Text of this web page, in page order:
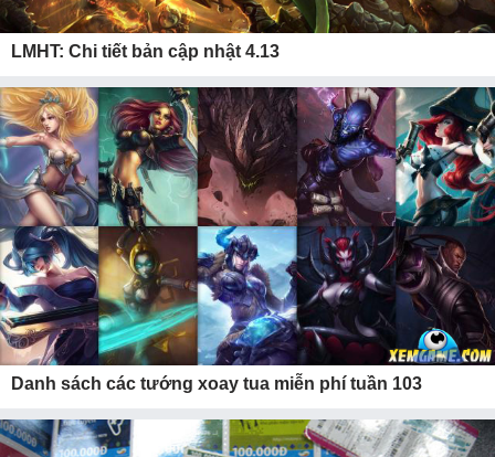
LMHT: Chi tiết bản cập nhật 4.13
Danh sách các tướng xoay tua miễn phí tuần 103